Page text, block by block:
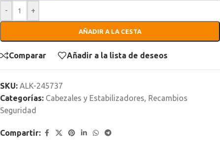
- +
AÑADIR A LA CESTA
Comparar Añadir a la lista de deseos
SKU: ALK-245737
Categorías: Cabezales y Estabilizadores, Recambios
Seguridad
Compartir: